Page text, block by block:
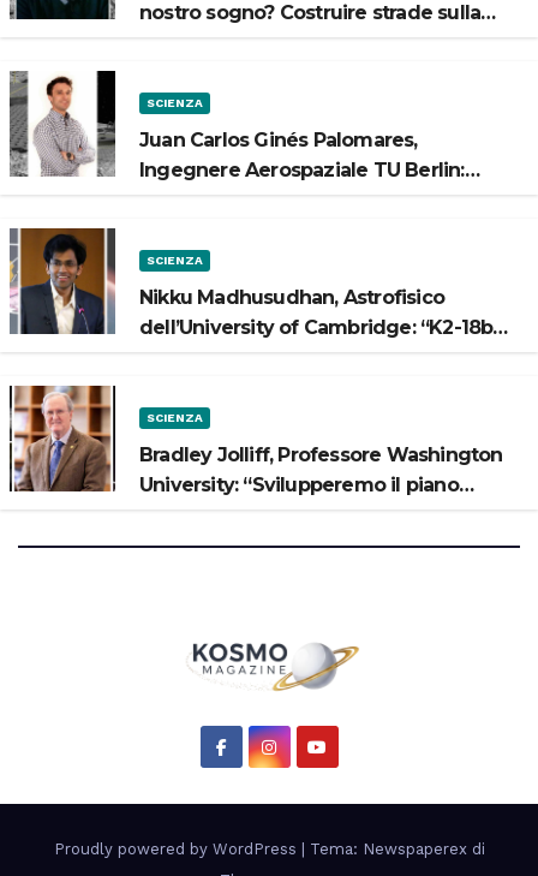
nostro sogno? Costruire strade sulla
SCIENZA
Juan Carlos Ginés Palomares,
Ingegnere Aerospaziale TU Berlin:
SCIENZA
Nikku Madhusudhan, Astrofisico
dell’University of Cambridge: “K2-18b
SCIENZA
Bradley Jolliff, Professore Washington
University: “Svilupperemo il piano
Proudly powered by WordPress
Tema: Newspaperex di